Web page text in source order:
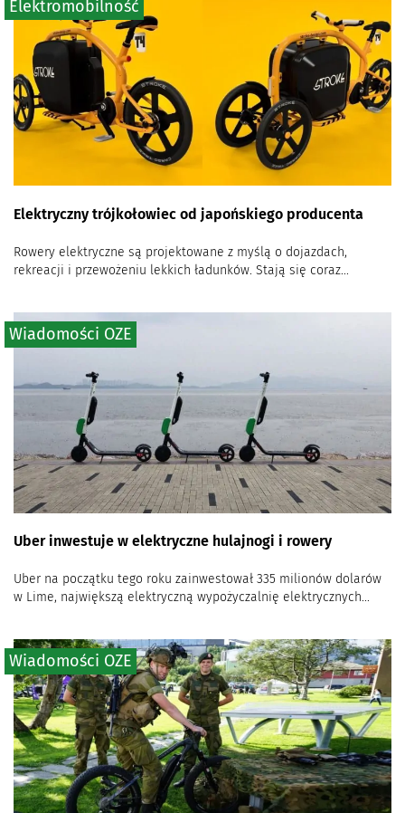
Elektryczny trójkołowiec od japońskiego producenta
Rowery elektryczne są projektowane z myślą o dojazdach,
rekreacji i przewożeniu lekkich ładunków. Stają się coraz...
Elektromobilność
Uber inwestuje w elektryczne hulajnogi i rowery
Uber na początku tego roku zainwestował 335 milionów dolarów
w Lime, największą elektryczną wypożyczalnię elektrycznych...
Wiadomości OZE
Wiadomości OZE